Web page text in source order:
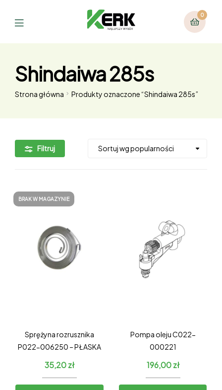
0
Shindaiwa 285s
Strona główna Produkty oznaczone “Shindaiwa 285s”
Filtruj
BRAK W MAGAZYNIE
Sprężyna rozrusznika
P022-006250 – PŁASKA
35,20zł
Pompa oleju C022-
000221
196,00zł